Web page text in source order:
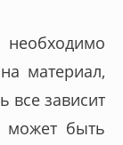
материал,
все зависит
может быть